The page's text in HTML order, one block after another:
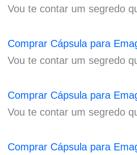
Vou te contar um segredo
Comprar Cápsula para
Vou te contar um segredo
Comprar Cápsula para
Vou te contar um segredo
Comprar Cápsula para